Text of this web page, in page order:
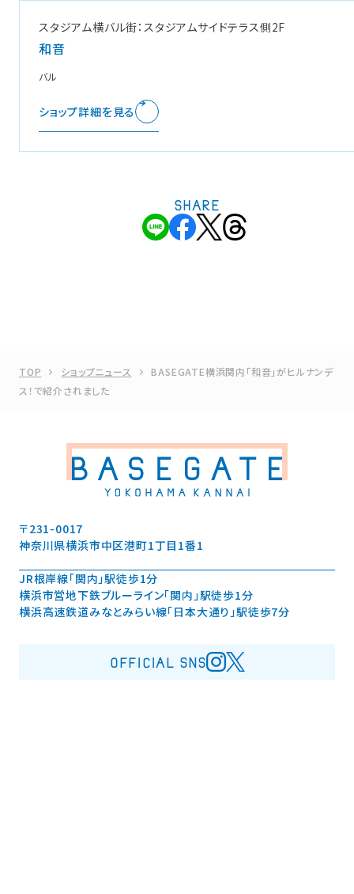
スタジアム横バル街：スタジアムサイドテラス側2F
和音
バル
ショップ詳細を見る
SHARE
TOP ショップニュース
BASEGATE横浜関内「和音」がヒルナンデ
ス！で紹介されました
〒231-0017
神奈川県横浜市中区港町1丁目1番1
JR根岸線「関内」駅徒歩1分
横浜市営地下鉄ブルーライン「関内」駅徒歩1分
横浜高速鉄道みなとみらい線「日本大通り」駅徒歩7分
OFFICIAL SNS